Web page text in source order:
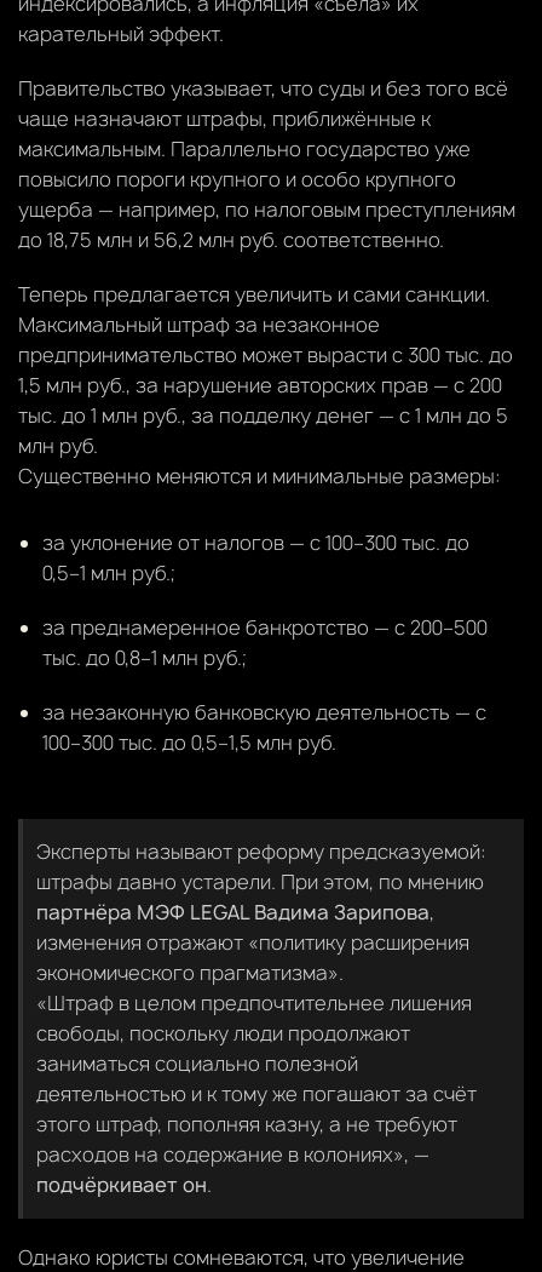
карательный эффект.
Правительство указывает, что суды и без того всё
чаще назначают штрафы, приближённые к
максимальным. Параллельно государство уже
повысило пороги крупного и особо крупного
ущерба — например, по налоговым преступлениям
до 18,75 млн и 56,2 млн руб. соответственно.
Теперь предлагается увеличить и сами санкции.
Максимальный штраф за незаконное
предпринимательство может вырасти с 300 тыс. до
1,5 млн руб., за нарушение авторских прав — с 200
тыс. до 1 млн руб., за подделку денег — с 1 млн до 5
млн руб.
Существенно меняются и минимальные размеры:
за уклонение от налогов — с 100–300 тыс. до
0,5–1 млн руб.;
за преднамеренное банкротство — с 200–500
тыс. до 0,8–1 млн руб.;
за незаконную банковскую деятельность — с
100–300 тыс. до 0,5–1,5 млн руб.
Эксперты называют реформу предсказуемой:
штрафы давно устарели. При этом, по мнению
партнёра МЭФ LEGAL Вадима Зарипова,
изменения отражают «политику расширения
экономического прагматизма».
«Штраф в целом предпочтительнее лишения
свободы, поскольку люди продолжают
заниматься социально полезной
деятельностью и к тому же погашают за счёт
этого штраф, пополняя казну, а не требуют
расходов на содержание в колониях», —
подчёркивает он.
Однако юристы сомневаются, что увеличение